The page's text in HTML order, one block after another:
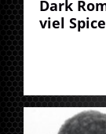
Dark
viel Spice